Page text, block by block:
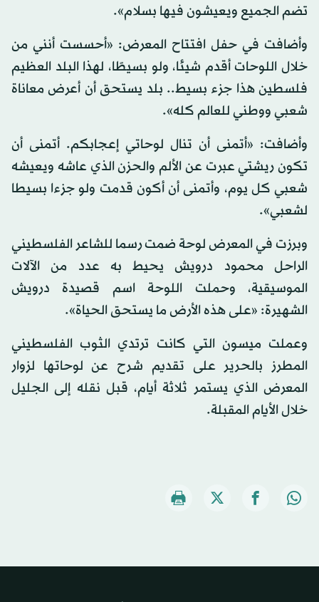
تضم الجميع ويعيشون فيها بسلام».
وأضافت في حفل افتتاح المعرض: «أحسست أنني من
خلال اللوحات أقدم شيئا، ولو بسيطًا، لهذا البلد العظيم
فلسطين هذا جزء بسيط.. بلد يستحق أن أعرض معاناة
شعبي ووطني للعالم كله».
وأضافت: «أتمنى أن تنال لوحاتي إعجابكم. أتمنى أن
تكون ريشتي عبرت عن الألم والحزن الذي عاشه ويعيشه
شعبي كل يوم، وأتمنى أن أكون قدمت ولو جزءا بسيطا
لشعبي».
وبرزت في المعرض لوحة ضمت رسما للشاعر الفلسطيني
الراحل محمود درويش يحيط به عدد من الآلات
الموسيقية، وحملت اللوحة اسم قصيدة درويش
الشهيرة: «على هذه الأرض ما يستحق الحياة».
وعملت ميسون التي كانت ترتدي الثوب الفلسطيني
المطرز بالحرير على تقديم شرح عن لوحاتها لزوار
المعرض الذي يستمر ثلاثة أيام، قبل نقله إلى الجليل
خلال الأيام المقبلة.